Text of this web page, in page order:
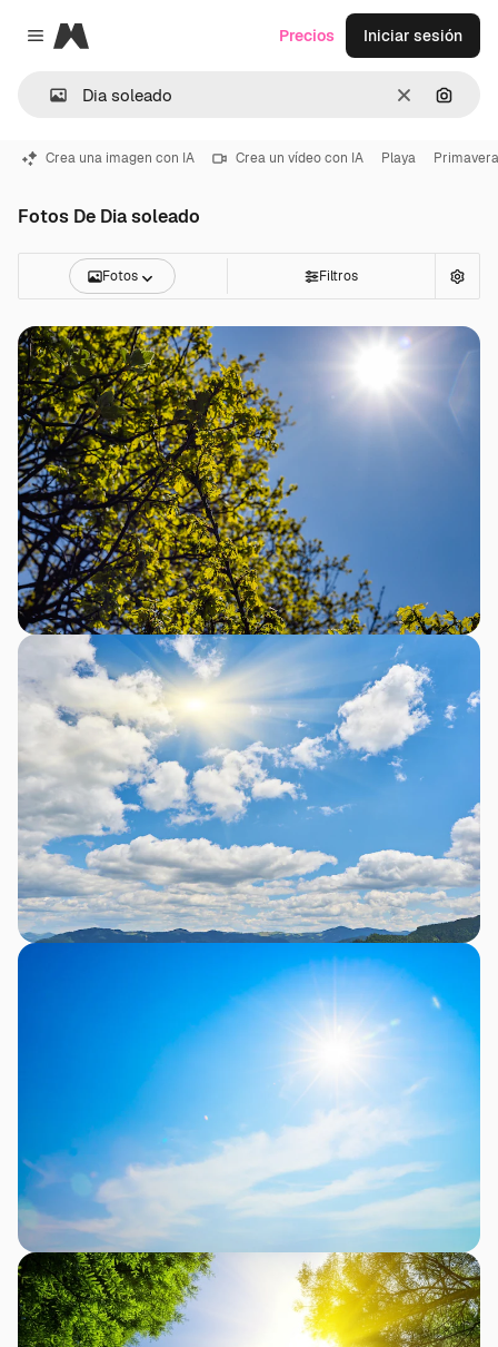
Close menu
Magnific
Borrar
Precios Iniciar sesión
Crea una imagen con IA Crea un vídeo con IA Playa Primavera
Fotos De Dia soleado
Fotos Filtros